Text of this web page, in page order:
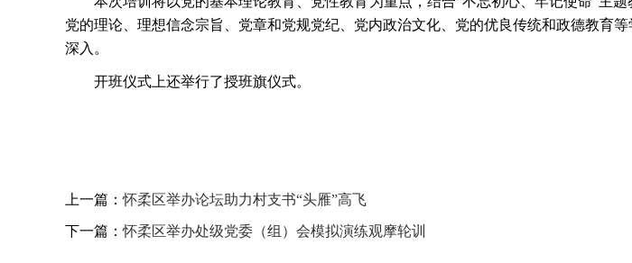
党的理论、理想信念宗旨、党章和党规党纪、党内政治文化、党的优良传统和政德教育
深入。
开班仪式上还举行了授班旗仪式。
上一篇：怀柔区举办论坛助力村支书“头雁”高飞
下一篇：怀柔区举办处级党委（组）会模拟演练观摩轮训